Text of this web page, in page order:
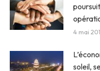
4 mai
soleil,